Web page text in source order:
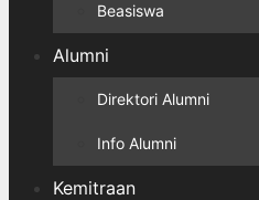
Beasiswa
Alumni
Direktori Alumni
Info Alumni
Kemitraan